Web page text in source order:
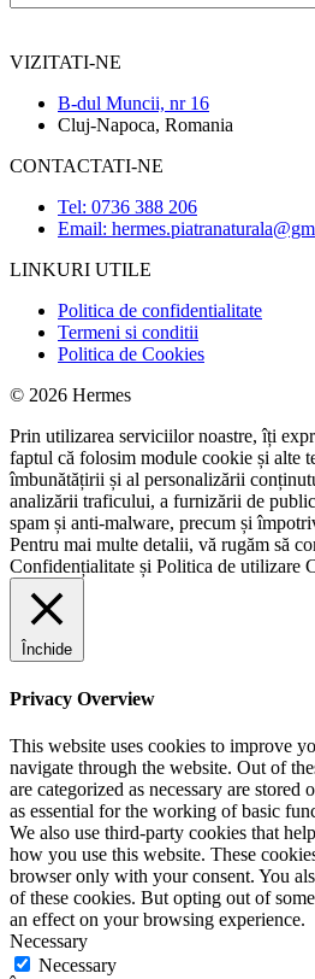
VIZITATI-NE
B-dul Muncii, nr 16
Cluj-Napoca, Romania
CONTACTATI-NE
Tel: 0736 388 206
Email:
LINKURI UTILE
Politica de confidentialitate
Termeni si conditii
Politica de Cookies
© 2026 Hermes
Prin utilizarea serviciilor noastre, îți
faptul că folosim module cookie și alte
îmbunătățirii și al personalizării
analizării traficului, a furnizării de
spam și anti-malware, precum și
Pentru mai multe detalii, vă rugăm să
Confidențialitate și Politica de utilizare
Închide
Privacy Overview
This website uses cookies to improve
navigate through the website. Out of
are categorized as necessary are stored
as essential for the working of basic
We also use third-party cookies that
how you use this website. These
browser only with your consent. You
of these cookies. But opting out of
an effect on your browsing experience.
Necessary
Necessary